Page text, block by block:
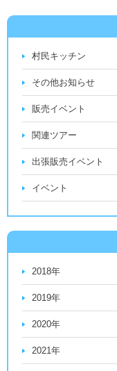
村民キッチン
その他お知らせ
販売イベント
関連ツアー
出張販売イベント
イベント
2018年
2019年
2020年
2021年